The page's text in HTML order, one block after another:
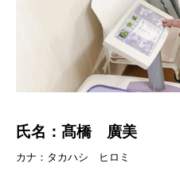
氏名：髙橋 廣美
カナ：タカハシ ヒロミ